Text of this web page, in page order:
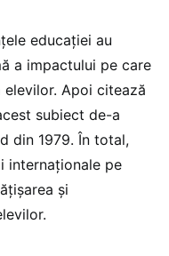
educației au
a impactului pe care
Apoi citează
subiect de-a
din 1979. În total,
internaționale pe
și